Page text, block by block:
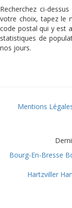
Recherchez ci-
votre choix, tapez le
code postal qui y est
statistiques de
nos jours.
Mentions
Bourg-En-Bresse
Hartzviller